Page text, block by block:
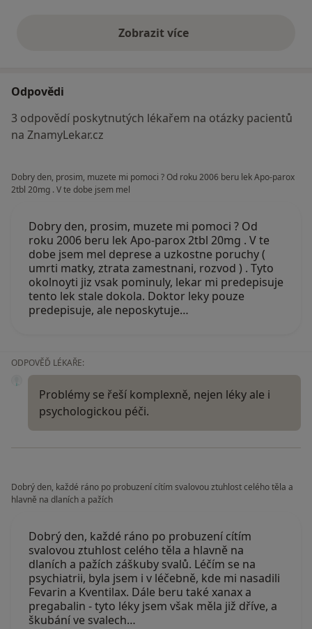
Zobrazit vícevýše uvedené názory
Odpovědi
3 odpovědí poskytnutých lékařem na otázky pacientů
na ZnamyLekar.cz
Dobry den, prosim, muzete mi pomoci ? Od roku 2006 beru lek Apo-parox
2tbl 20mg . V te dobe jsem mel
Dobry den, prosim, muzete mi pomoci ? Od
roku 2006 beru lek Apo-parox 2tbl 20mg . V te
dobe jsem mel deprese a uzkostne poruchy (
umrti matky, ztrata zamestnani, rozvod ) . Tyto
okolnoyti jiz vsak pominuly, lekar mi predepisuje
tento lek stale dokola. Doktor leky pouze
predepisuje, ale neposkytuje…
ODPOVĚĎ LÉKAŘE:
Problémy se řeší komplexně, nejen léky ale i
psychologickou péči.
Dobrý den, každé ráno po probuzení cítím svalovou ztuhlost celého těla a
hlavně na dlaních a pažích
Dobrý den, každé ráno po probuzení cítím
svalovou ztuhlost celého těla a hlavně na
dlaních a pažích záškuby svalů. Léčím se na
psychiatrii, byla jsem i v léčebně, kde mi nasadili
Fevarin a Kventilax. Dále beru také xanax a
pregabalin - tyto léky jsem však měla již dříve, a
škubání ve svalech…